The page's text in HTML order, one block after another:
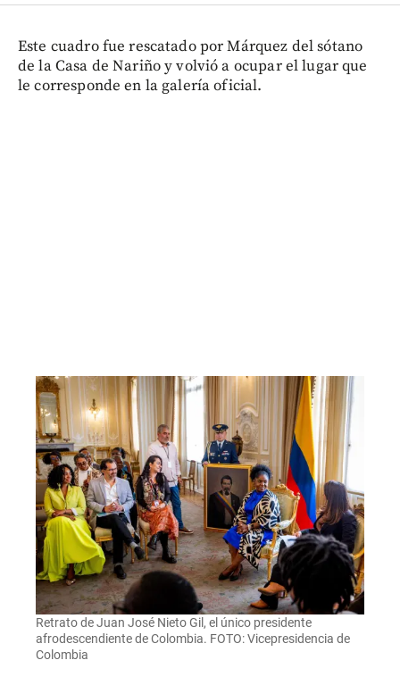
Este cuadro fue rescatado por Márquez del sótano
de la Casa de Nariño y volvió a ocupar el lugar que
le corresponde en la galería oficial.
Retrato de Juan José Nieto Gil, el único presidente
afrodescendiente de Colombia. FOTO: Vicepresidencia de
Colombia